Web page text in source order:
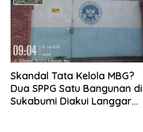
Skandal Tata Kelola MBG?
Dua SPPG Satu Bangunan di
Sukabumi Diakui Langgar